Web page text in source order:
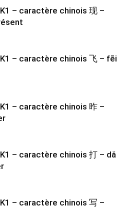
– caractère chinois 现 –
– caractère chinois 飞 – fēi
– caractère chinois 昨 –
– caractère chinois 打 – dǎ
– caractère chinois 写 –